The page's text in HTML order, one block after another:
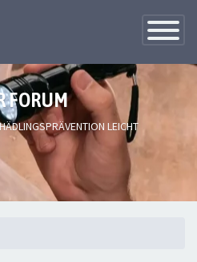
Toggle
FORUM
LEICHT